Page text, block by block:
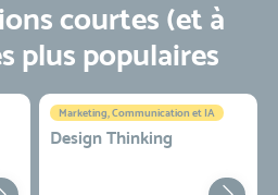
courtes (et à
plus populaires
Marketing, Communication et IA
Design Thinking